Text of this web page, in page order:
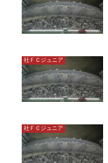
社ＦＣジュニア
社ＦＣジュニア